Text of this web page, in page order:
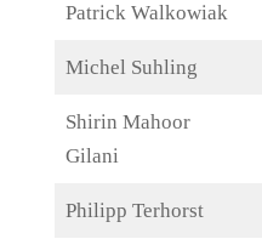
Patrick Walkowiak
Michel Suhling
Shirin Mahoor
Gilani
Philipp Terhorst